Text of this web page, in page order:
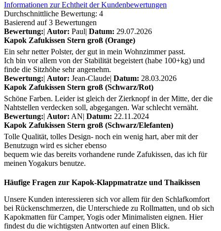
Informationen zur Echtheit der Kundenbewertungen
Durchschnittliche Bewertung: 4
Basierend auf 3 Bewertungen
Bewertung:| Autor: Paul| Datum: 29.07.2026
Kapok Zafukissen Stern groß (Orange)
Ein sehr netter Polster, der gut in mein Wohnzimmer passt.
Ich bin vor allem von der Stabilität begeistert (habe 100+kg) und
finde die Sitzhöhe sehr angenehm.
Bewertung:| Autor: Jean-Claude| Datum: 28.03.2026
Kapok Zafukissen Stern groß (Schwarz/Rot)
Schöne Farben. Leider ist gleich der Zierknopf in der Mitte, der die
Nahtstellen verdecken soll, abgegangen. War schlecht vernäht.
Bewertung:| Autor: AN| Datum: 22.11.2024
Kapok Zafukissen Stern groß (Schwarz/Elefanten)
Tolle Qualität, tolles Design- noch ein wenig hart, aber mit der
Benutzugn wird es sicher ebenso
bequem wie das bereits vorhandene runde Zafukissen, das ich für
meinen Yogakurs benutze.
Häufige Fragen zur Kapok-Klappmatratze und Thaikissen
Unsere Kunden interessieren sich vor allem für den Schlafkomfort
bei Rückenschmerzen, die Unterschiede zu Rollmatten, und ob sich
Kapokmatten für Camper, Yogis oder Minimalisten eignen. Hier
findest du die wichtigsten Antworten auf einen Blick.